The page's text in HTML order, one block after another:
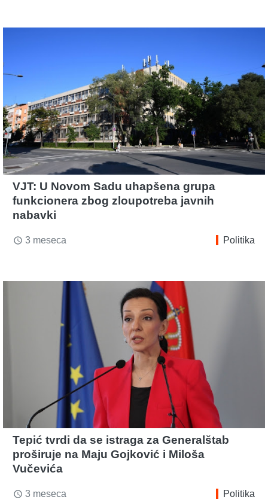
VJT: U Novom Sadu uhapšena grupa
funkcionera zbog zloupotreba javnih
nabavki
access_time 3 meseca Politika
Tepić tvrdi da se istraga za Generalštab
proširuje na Maju Gojković i Miloša
Vučevića
access_time 3 meseca Politika